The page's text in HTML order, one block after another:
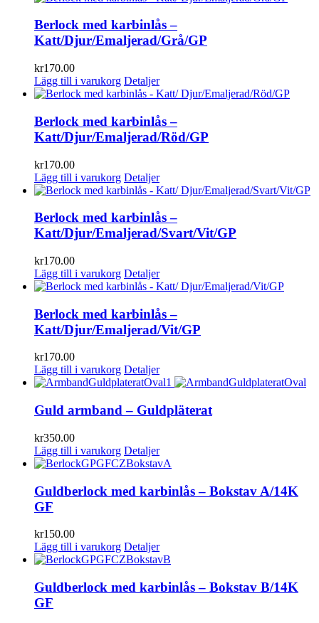
Berlock med karbinlås –
Katt/Djur/Emaljerad/Grå/GP
kr170.00
Lägg till i varukorg Detaljer
Berlock med karbinlås –
Katt/Djur/Emaljerad/Röd/GP
kr170.00
Lägg till i varukorg Detaljer
Berlock med karbinlås –
Katt/Djur/Emaljerad/Svart/Vit/GP
kr170.00
Lägg till i varukorg Detaljer
Berlock med karbinlås –
Katt/Djur/Emaljerad/Vit/GP
kr170.00
Lägg till i varukorg Detaljer
Guld armband – Guldpläterat
kr350.00
Lägg till i varukorg Detaljer
Guldberlock med karbinlås – Bokstav A/14K
GF
kr150.00
Lägg till i varukorg Detaljer
Guldberlock med karbinlås – Bokstav B/14K
GF